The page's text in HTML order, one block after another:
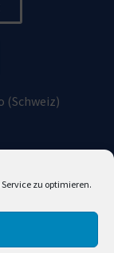
zu optimieren.
(Schweiz)